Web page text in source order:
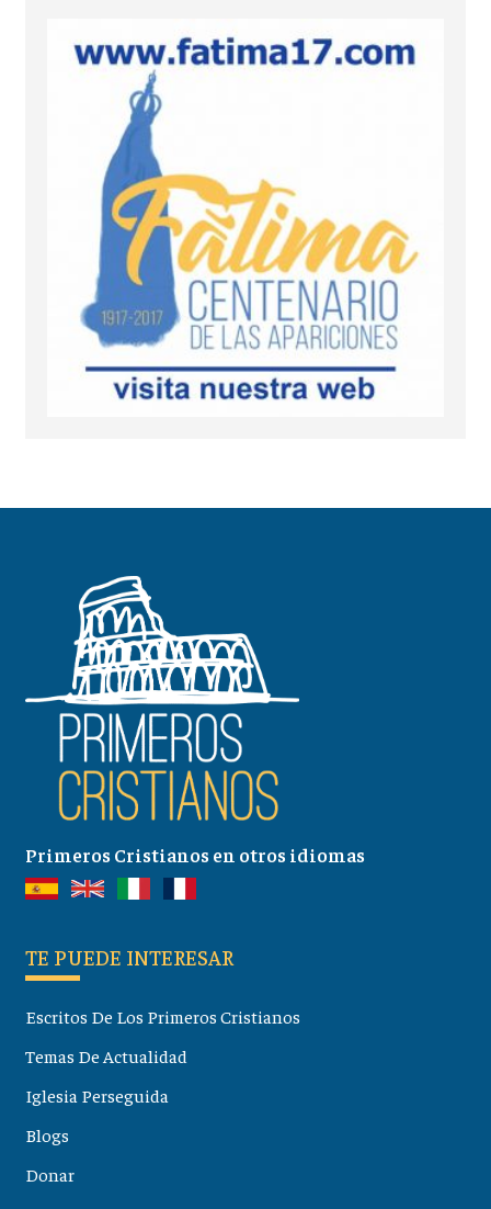
Primeros Cristianos en otros idiomas
TE PUEDE INTERESAR
Escritos De Los Primeros Cristianos
Temas De Actualidad
Iglesia Perseguida
Blogs
Donar